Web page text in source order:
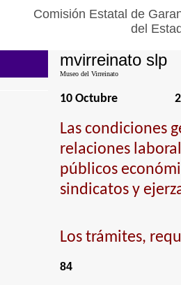
Comisión Estatal de
del
mvirreinato slp
Museo del Virreinato
10 Octubre
Las condiciones
relaciones
públicos
sindicatos y
Los trámites,
84